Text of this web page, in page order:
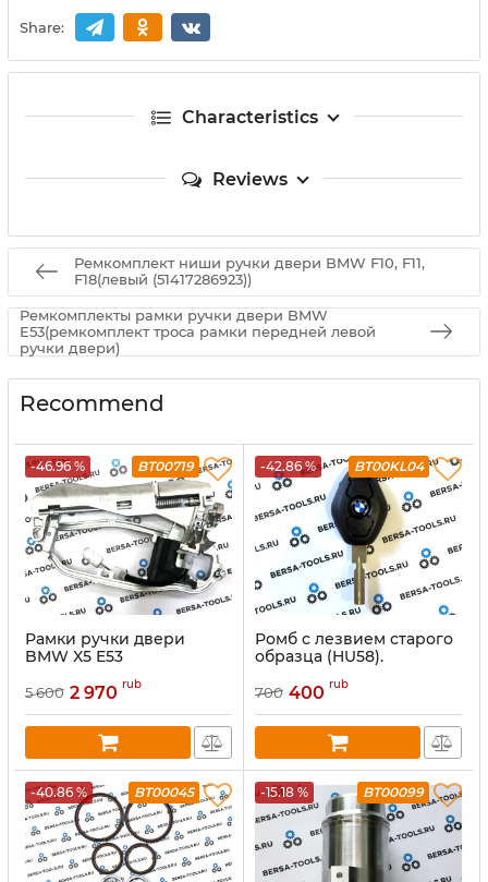
Share:
Characteristics
Reviews
Ремкомплект ниши ручки двери BMW F10, F11,
F18(левый (51417286923))
Ремкомплекты рамки ручки двери BMW
E53(ремкомплект троса рамки передней левой
ручки двери)
Recommend
-46.96 % BT00719
Рамки ручки двери
BMW X5 E53
5 600 2 970 rub
-42.86 % BT00KL04
Ромб с лезвием старого
образца (HU58).
700 400 rub
-40.86 % BT00045 -15.18 % BT00099